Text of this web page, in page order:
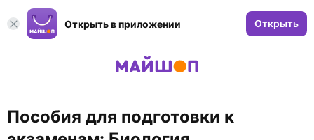
Открыть в приложении Открыть
Пособия для подготовки к